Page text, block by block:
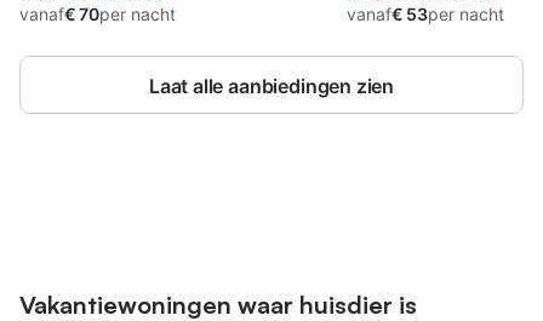
vanaf€ 70per nacht
vanaf€ 53per nacht
Laat alle aanbiedingen zien
Vakantiewoningen waar huisdier is